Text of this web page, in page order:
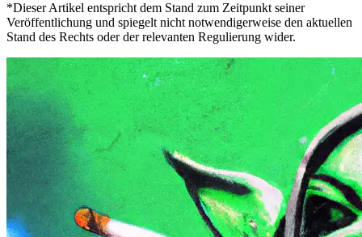
*Dieser Artikel entspricht dem Stand zum Zeitpunkt seiner
Veröffentlichung und spiegelt nicht notwendigerweise den aktuellen
Stand des Rechts oder der relevanten Regulierung wider.